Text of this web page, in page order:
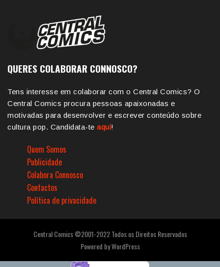
QUERES COLABORAR CONNOSCO?
Tens interesse em colaborar com o Central Comics? O
Central Comics procura pessoas apaixonadas e
motivadas para desenvolver e escrever conteúdo sobre
cultura pop. Candidata-te aqui!
Quem Somos
Publicidade
Colabora Connosco
Contactos
Política de privacidade
Central Comics ©2001-2022 Todos os Direitos Reservados
Powered byWordPress